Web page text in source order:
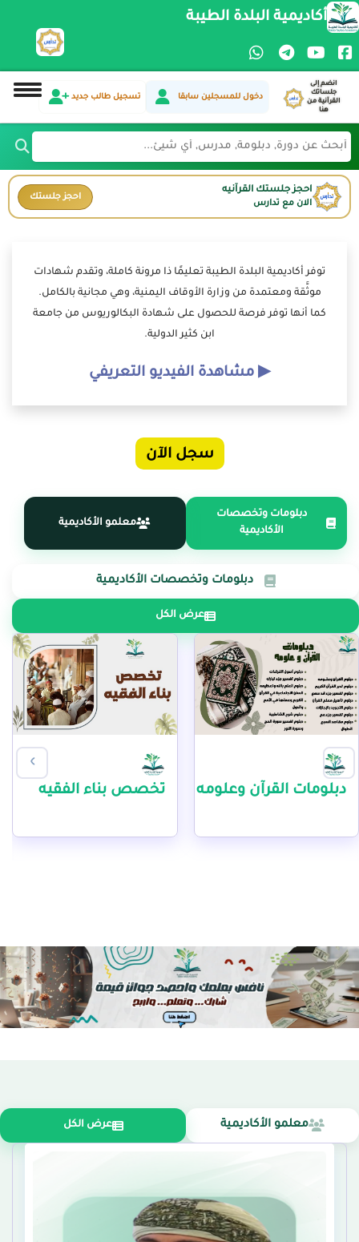
أكاديمية البلدة الطيبة
دخول للمسجلين سابقا تسجيل طالب جديد
انضم إلى
جلساتك
القرآنية من
هنا
احجز جلستك القرآنيه
الان مع تدارس
احجز جلستك
توفر أكاديمية البلدة الطيبة تعليمًا ذا مرونة كاملة، وتقدم شهادات
موثَّقة ومعتمدة من وزارة الأوقاف اليمنية، وهي مجانية بالكامل.
كما أنها توفر فرصة للحصول على شهادة البكالوريوس من جامعة
ابن كثير الدولية.
▶ مشاهدة الفيديو التعريفي
سجل الآن
دبلومات وتخصصات
الأكاديمية
معلمو الأكاديمية
دبلومات وتخصصات الأكاديمية
عرض الكل
دبلومات القرآن وعلومه تخصص بناء الفقيه
‹ ›
معلمو الأكاديمية عرض الكل